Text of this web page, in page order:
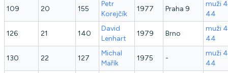
109 20 155
Petr
Korejčík
1977 Praha 9
muži
44
126 21 140
David
Lenhart
1979 Brno
muži
44
130 22 127
Michal
Mařík
1975 -
muži
44